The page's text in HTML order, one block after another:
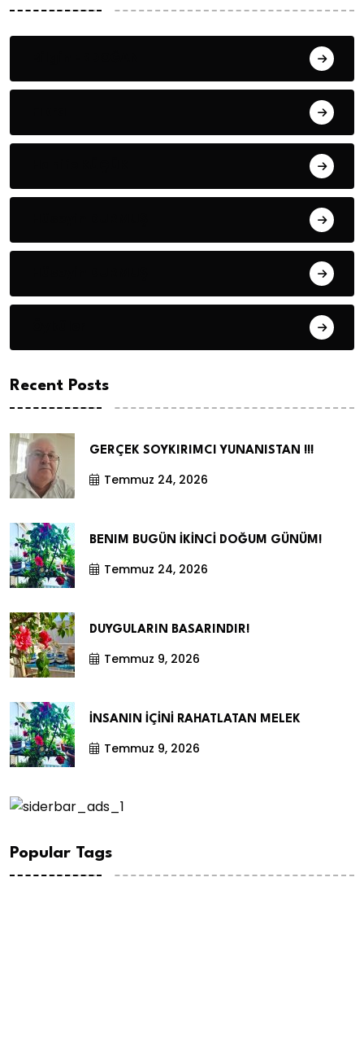
Recent Posts
GERÇEK SOYKIRIMCI YUNANISTAN !!!
Temmuz 24, 2026
BENIM BUGÜN İKİNCİ DOĞUM GÜNÜM!
Temmuz 24, 2026
DUYGULARIN BASARINDIR!
Temmuz 9, 2026
İNSANIN İÇİNİ RAHATLATAN MELEK
Temmuz 9, 2026
Popular Tags